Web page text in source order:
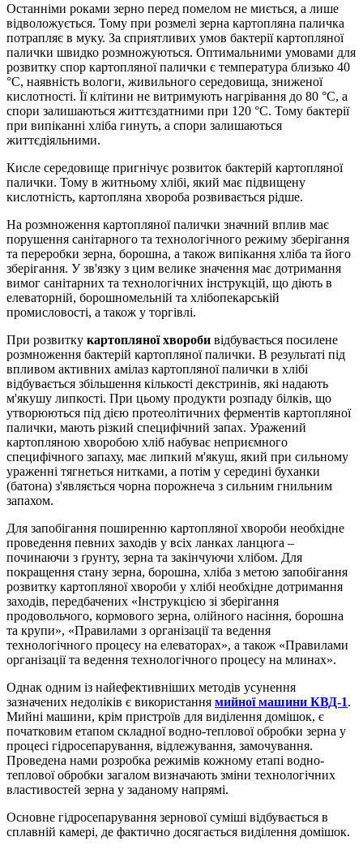
Останніми роками зерно перед помелом не миється, а лише
відволожується. Тому при розмелі зерна картопляна паличка
потрапляє в муку. За сприятливих умов бактерії картопляної
палички швидко розмножуються. Оптимальними умовами для
розвитку спор картопляної палички є температура близько 40
°С, наявність вологи, живильного середовища, зниженої
кислотності. Її клітини не витримують нагрівання до 80 °С, а
спори залишаються життєздатними при 120 °С. Тому бактерії
при випіканні хліба гинуть, а спори залишаються
життєдіяльними.
Кисле середовище пригнічує розвиток бактерій картопляної
палички. Тому в житньому хлібі, який має підвищену
кислотність, картопляна хвороба розвивається рідше.
На розмноження картопляної палички значний вплив має
порушення санітарного та технологічного режиму зберігання
та переробки зерна, борошна, а також випікання хліба та його
зберігання. У зв'язку з цим велике значення має дотримання
вимог санітарних та технологічних інструкцій, що діють в
елеваторній, борошномельній та хлібопекарській
промисловості, а також у торгівлі.
При розвитку картопляної хвороби відбувається посилене
розмноження бактерій картопляної палички. В результаті під
впливом активних амілаз картопляної палички в хлібі
відбувається збільшення кількості декстринів, які надають
м'якушу липкості. При цьому продукти розпаду білків, що
утворюються під дією протеолітичних ферментів картопляної
палички, мають різкий специфічний запах. Уражений
картопляною хворобою хліб набуває неприємного
специфічного запаху, має липкий м'якуш, який при сильному
ураженні тягнеться нитками, а потім у середині буханки
(батона) з'являється чорна порожнеча з сильним гнильним
запахом.
Для запобігання поширенню картопляної хвороби необхідне
проведення певних заходів у всіх ланках ланцюга –
починаючи з ґрунту, зерна та закінчуючи хлібом. Для
покращення стану зерна, борошна, хліба з метою запобігання
розвитку картопляної хвороби у хлібі необхідне дотримання
заходів, передбачених «Інструкцією зі зберігання
продовольчого, кормового зерна, олійного насіння, борошна
та крупи», «Правилами з організації та ведення
технологічного процесу на елеваторах», а також «Правилами
організації та ведення технологічного процесу на млинах».
Однак одним із найефективніших методів усунення
зазначених недоліків є використання мийної машини КВД-1.
Мийні машини, крім пристроїв для виділення домішок, є
початковим етапом складної водно-теплової обробки зерна у
процесі гідросепарування, відлежування, замочування.
Проведена нами розробка режимів кожному етапі водно-
теплової обробки загалом визначають зміни технологічних
властивостей зерна у заданому напрямі.
Основне гідросепарування зернової суміші відбувається в
сплавній камері, де фактично досягається виділення домішок.